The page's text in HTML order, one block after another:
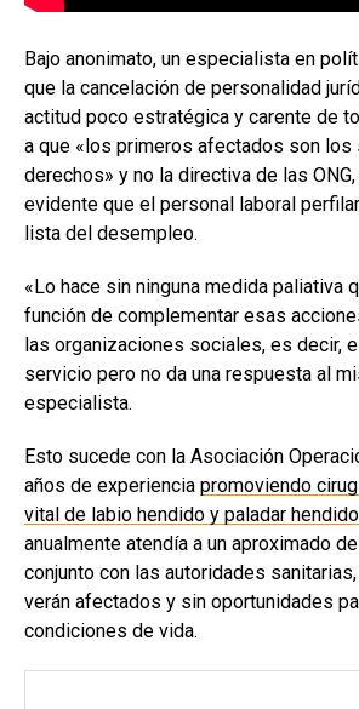
Bajo anonimato, un especialista en
que la cancelación de personalidad
actitud poco estratégica y carente de
a que «los primeros afectados son los
derechos» y no la directiva de las
evidente que el personal laboral
lista del desempleo.
«Lo hace sin ninguna medida paliativa
función de complementar esas
las organizaciones sociales, es decir,
servicio pero no da una respuesta al
especialista.
Esto sucede con la Asociación
años de experiencia promoviendo
vital de labio hendido y paladar hendido
anualmente atendía a un aproximado
conjunto con las autoridades
verán afectados y sin oportunidades
condiciones de vida.